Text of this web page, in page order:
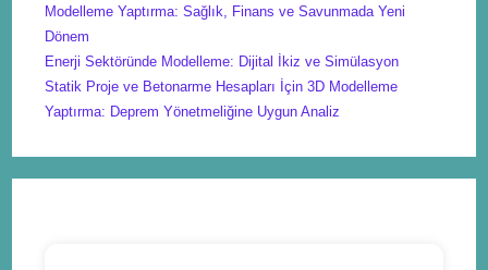
Modelleme Yaptırma: Sağlık, Finans ve Savunmada Yeni
Dönem
Enerji Sektöründe Modelleme: Dijital İkiz ve Simülasyon
Statik Proje ve Betonarme Hesapları İçin 3D Modelleme
Yaptırma: Deprem Yönetmeliğine Uygun Analiz